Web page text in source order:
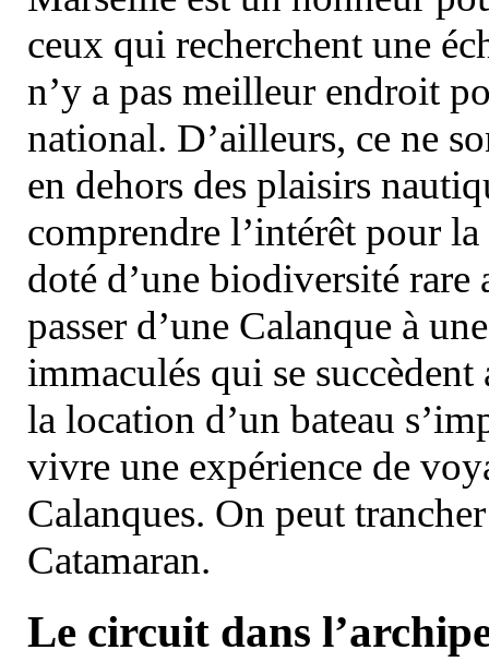
ceux qui recherchent une
n’y a pas meilleur endroit
national. D’ailleurs, ce ne
en dehors des plaisirs
comprendre l’intérêt pour
doté d’une biodiversité
passer d’une Calanque à
immaculés qui se
la location d’un bateau
vivre une expérience de
Calanques. On peut
Catamaran.
Le circuit dans